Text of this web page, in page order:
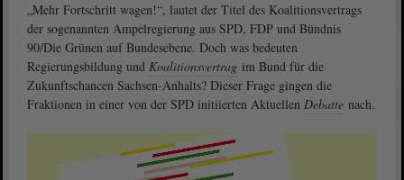
„Mehr Fortschritt wagen!“, lautet der Titel des Koalitionsvertrags
der sogenannten Ampelregierung aus SPD, FDP und Bündnis
90/Die Grünen auf Bundesebene. Doch was bedeuten
Regierungsbildung und Koalitionsvertrag im Bund für die
Zukunftschancen Sachsen-Anhalts? Dieser Frage gingen die
Fraktionen in einer von der SPD initiierten Aktuellen Debatte nach.